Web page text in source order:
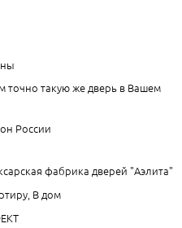
точно такую же дверь в Вашем
России
фабрика дверей "Аэлита"
В дом